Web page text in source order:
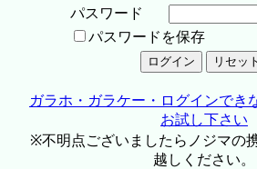
パスワード
パスワードを保存
ガラホ・ガラケー・ログインでき
お試し下さい
※不明点ございましたらノジマの
越しください。